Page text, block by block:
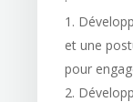
et une
pour